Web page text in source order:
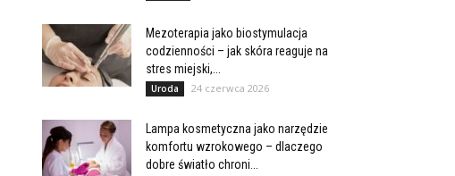
Mezoterapia jako biostymulacja
codzienności – jak skóra reaguje na
stres miejski,...
Uroda 24 czerwca 2026
Lampa kosmetyczna jako narzędzie
komfortu wzrokowego – dlaczego
dobre światło chroni...